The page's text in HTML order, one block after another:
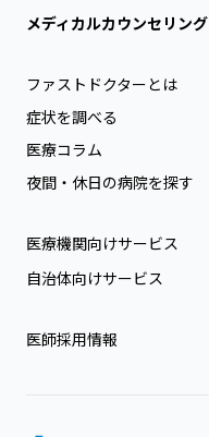
メディカルカウンセリング
ファストドクターとは
症状を調べる
医療コラム
夜間・休日の病院を探す
医療機関向けサービス
自治体向けサービス
医師採用情報